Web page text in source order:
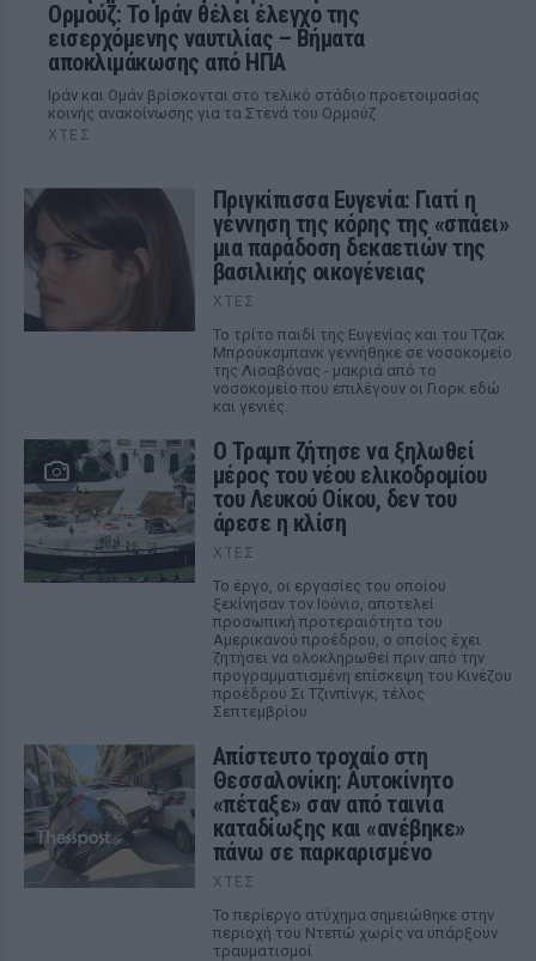
Ορμούζ: Το Ιράν θέλει έλεγχο της
εισερχόμενης ναυτιλίας – Βήματα
αποκλιμάκωσης από ΗΠΑ
Ιράν και Ομάν βρίσκονται στο τελικό στάδιο προετοιμασίας
κοινής ανακοίνωσης για τα Στενά του Ορμούζ
ΧΤΕΣ
Πριγκίπισσα Ευγενία: Γιατί η
γέννηση της κόρης της «σπάει»
μια παράδοση δεκαετιών της
βασιλικής οικογένειας
ΧΤΕΣ
Το τρίτο παιδί της Ευγενίας και του Τζακ
Μπρούκσμπανκ γεννήθηκε σε νοσοκομείο
της Λισαβόνας - μακριά από το
νοσοκομείο που επιλέγουν οι Γιορκ εδώ
και γενιές.
Ο Τραμπ ζήτησε να ξηλωθεί
μέρος του νέου ελικοδρομίου
του Λευκού Οίκου, δεν του
άρεσε η κλίση
ΧΤΕΣ
Το έργο, οι εργασίες του οποίου
ξεκίνησαν τον Ιούνιο, αποτελεί
προσωπική προτεραιότητα του
Αμερικανού προέδρου, ο οποίος έχει
ζητήσει να ολοκληρωθεί πριν από την
προγραμματισμένη επίσκεψη του Κινέζου
προέδρου Σι Τζινπίνγκ, τέλος
Σεπτεμβρίου
Απίστευτο τροχαίο στη
Θεσσαλονίκη: Αυτοκίνητο
«πέταξε» σαν από ταινία
καταδίωξης και «ανέβηκε»
πάνω σε παρκαρισμένο
ΧΤΕΣ
Το περίεργο ατύχημα σημειώθηκε στην
περιοχή του Ντεπώ χωρίς να υπάρξουν
τραυματισμοί